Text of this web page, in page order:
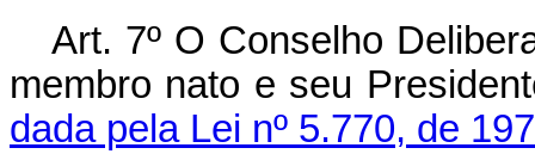
Art. 7º O Conselho
membro nato e seu
dada pela Lei nº 5.770, de